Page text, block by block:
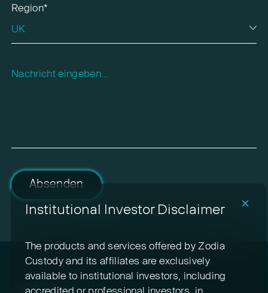
Region*
Please leave this field empty.
Absenden
Institutional Investor Disclaimer
The products and services offered by Zodia
Custody and its affiliates are exclusively
available to institutional investors, including
✕